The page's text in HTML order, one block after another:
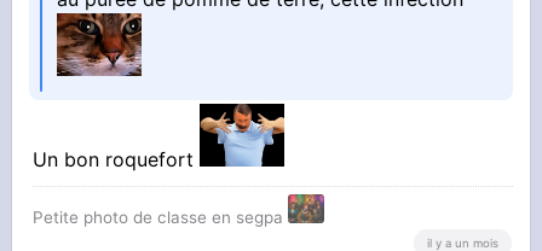
Un bon roquefort
Petite photo de classe en segpa
il y a un mois